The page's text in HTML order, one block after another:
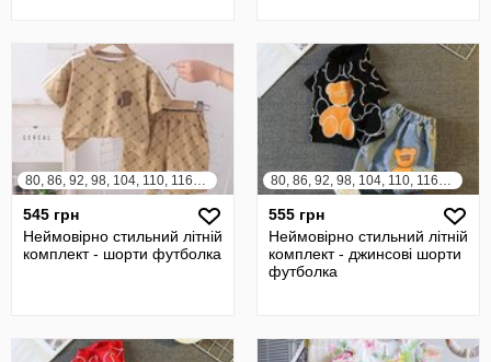
80, 86, 92, 98, 104, 110, 116, 122
545 грн
Неймовірно стильний літній
комплект - шорти футболка
80, 86, 92, 98, 104, 110, 116, 122
555 грн
Неймовірно стильний літній
комплект - джинсові шорти
футболка